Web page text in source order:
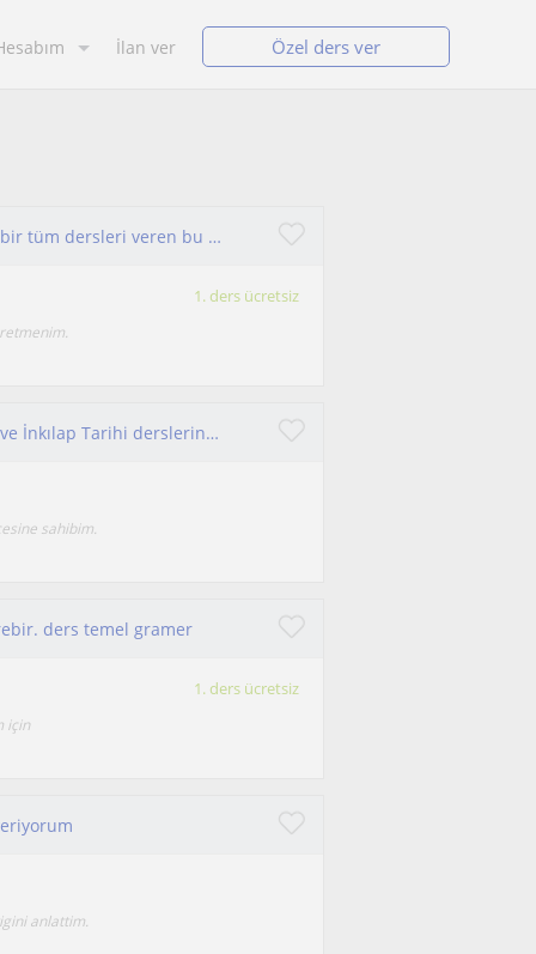
İlan ver Özel ders ver
Sivas’ta YKS öğrencileri için çevrimiçi veya bire bir tüm dersleri veren bu alanda deneyimli bir öğretmenim.
1. ders ücretsiz
İlkokul ve ortaokul öğrencilerine Sosyal Bilgiler ve İnkılap Tarihi derslerinde destek olan akademik eğitimli bir öğretmenim.
sahibim.
ders temel gramer
1. ders ücretsiz
için
anlattim.